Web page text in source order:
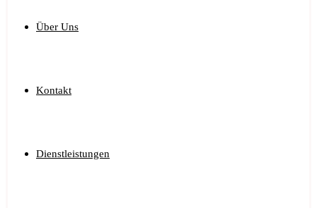
Über Uns
Kontakt
Dienstleistungen